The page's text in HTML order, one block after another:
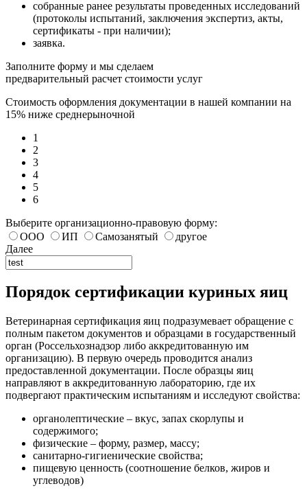
собранные ранее результаты проведенных исследований
(протоколы испытаний, заключения экспертиз, акты,
сертификаты - при наличии);
заявка.
Заполните форму и мы сделаем
предварительный расчет стоимости услуг
Стоимость оформления документации в нашей компании на
15% ниже среднерыночной
1
2
3
4
5
6
Выберите организационно-правовую форму:
ООО
ИП Самозанятый
другое
Далее
Порядок сертификации куриных яиц
Ветеринарная сертификация яиц подразумевает обращение с
полным пакетом документов и образцами в государственный
орган (Россельхознадзор либо аккредитованную им
организацию). В первую очередь проводится анализ
предоставленной документации. После образцы яиц
направляют в аккредитованную лабораторию, где их
подвергают практическим испытаниям и исследуют свойства:
органолептические – вкус, запах скорлупы и
содержимого;
физические – форму, размер, массу;
санитарно-гигиенические свойства;
пищевую ценность (соотношение белков, жиров и
углеводов)